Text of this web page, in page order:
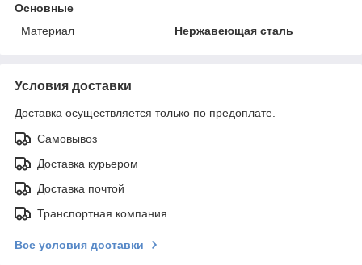
Основные
Материал
Нержавеющая сталь
Условия доставки
Доставка осуществляется только по предоплате.
Самовывоз
Доставка курьером
Доставка почтой
Транспортная компания
Все условия доставки